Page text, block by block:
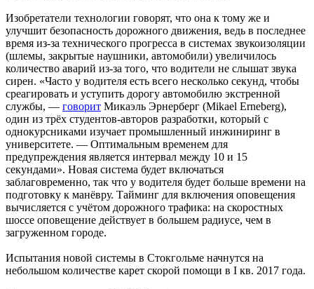
Изобретатели технологии говорят, что она к тому же и
улучшит безопасность дорожного движения, ведь в последнее
время из-за технического прогресса в системах звукоизоляции
(шлемы, закрытые наушники, автомобили) увеличилось
количество аварий из-за того, что водители не слышат звука
сирен. «Часто у водителя есть всего несколько секунд, чтобы
среагировать и уступить дорогу автомобилю экстренной
службы, — говорит Микаэль Эрнерберг (Mikael Erneberg),
один из трёх студентов-авторов разработки, который с
однокурсниками изучает промышленный инжиниринг в
университете. — Оптимальным временем для
предупреждения является интервал между 10 и 15
секундами». Новая система будет включаться
заблаговременно, так что у водителя будет больше времени на
подготовку к манёвру. Тайминг для включения оповещения
вычисляется с учётом дорожного трафика: на скоростных
шоссе оповещение действует в большем радиусе, чем в
загруженном городе.
Испытания новой системы в Стокгольме начнутся на
небольшом количестве карет скорой помощи в I кв. 2017 года.